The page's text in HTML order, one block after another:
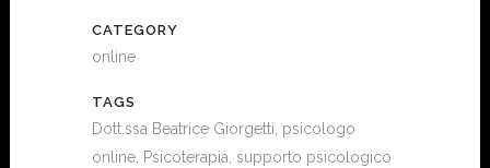
CATEGORY
online
TAGS
Dott.ssa Beatrice Giorgetti, psicologo
online, Psicoterapia, supporto psicologico